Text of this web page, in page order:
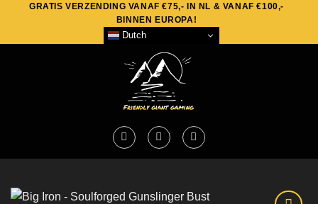
content
GRATIS VERZENDING VANAF €75,- IN NL & VANAF €100,-
BINNEN EUROPA!
Dutch